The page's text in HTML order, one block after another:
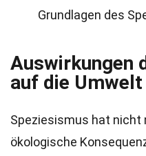
Grundlagen des
Auswirkungen
auf die Umwelt
Speziesismus hat nicht
ökologische